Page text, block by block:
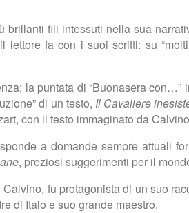
fili intessuti nella sua
fa con i suoi scritti: su
la puntata di “Buonasera
di un testo, Il Cavaliere
con il testo immaginato da
a domande sempre attuali
, preziosi suggerimenti per il
Calvino, fu protagonista di un suo
di Italo e suo grande maestro.